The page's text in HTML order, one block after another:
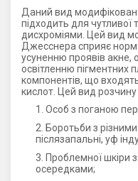
Даний вид
підходить для чутливої
дисхроміями. Цей вид
Джесснера сприяє
усуненню проявів
освітленню пігментних
компонентів, що
кислот. Цей вид
Особ з поганою
Боротьби з
післязапальні, уф
Проблемної шкіри
осередками;